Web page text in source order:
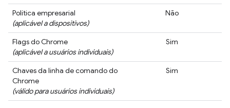
Política empresarial
(aplicável a dispositivos)
Não
Flags do Chrome
(aplicável a usuários individuais)
Sim
Chaves da linha de comando do
Chrome
(válido para usuários individuais)
Sim